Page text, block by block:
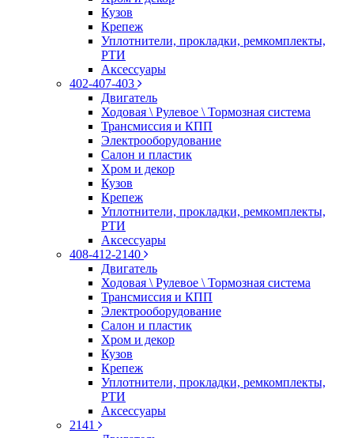
Кузов
Крепеж
Уплотнители, прокладки, ремкомплекты,
РТИ
Аксессуары
402-407-403
Двигатель
Ходовая \ Рулевое \ Тормозная система
Трансмиссия и КПП
Электрооборудование
Салон и пластик
Хром и декор
Кузов
Крепеж
Уплотнители, прокладки, ремкомплекты,
РТИ
Аксессуары
408-412-2140
Двигатель
Ходовая \ Рулевое \ Тормозная система
Трансмиссия и КПП
Электрооборудование
Салон и пластик
Хром и декор
Кузов
Крепеж
Уплотнители, прокладки, ремкомплекты,
РТИ
Аксессуары
2141